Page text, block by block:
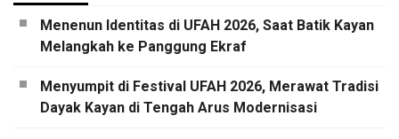
Menenun Identitas di UFAH 2026, Saat Batik Kayan
Melangkah ke Panggung Ekraf
Menyumpit di Festival UFAH 2026, Merawat Tradisi
Dayak Kayan di Tengah Arus Modernisasi